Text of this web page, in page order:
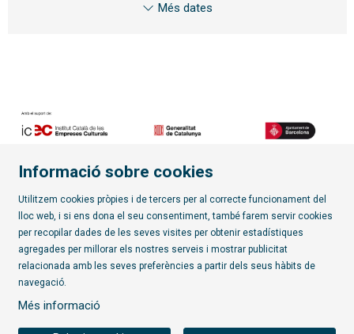
Més dates
Diapositiva 2 de 7
Subscriu-te al butlletí
Sitemap |
Ús de Cookies | Transparència
Informació sobre cookies
Utilitzem cookies pròpies i de tercers per al correcte funcionament del
lloc web, i si ens dona el seu consentiment, també farem servir cookies
per recopilar dades de les seves visites per obtenir estadístiques
agregades per millorar els nostres serveis i mostrar publicitat
relacionada amb les seves preferències a partir dels seus hàbits de
navegació.
Més informació